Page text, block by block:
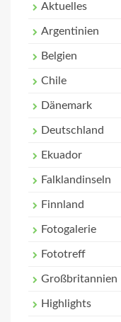
Aktuelles
Argentinien
Belgien
Chile
Dänemark
Deutschland
Ekuador
Falklandinseln
Finnland
Fotogalerie
Fototreff
Großbritannien
Highlights